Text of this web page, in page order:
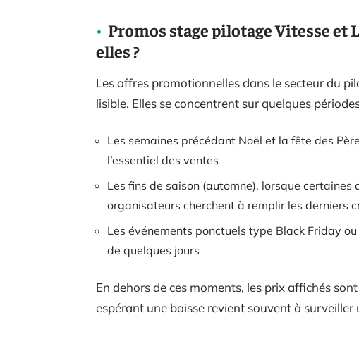
Promos stage pilotage Vitesse et
elles ?
Les offres promotionnelles dans le secteur du
lisible. Elles se concentrent sur quelques
Les semaines précédant Noël et la fête des
l’essentiel des ventes
Les fins de saison (automne), lorsque
organisateurs cherchent à remplir les derniers
Les événements ponctuels type Black Friday
de quelques jours
En dehors de ces moments, les prix affichés
espérant une baisse revient souvent à